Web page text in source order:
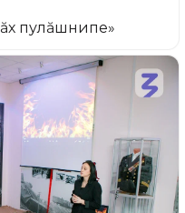
пулăшнипе»